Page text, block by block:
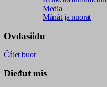
Media
Mánát ja nuorat
Ovdasiidu
Čájet buot
Dieđut mis